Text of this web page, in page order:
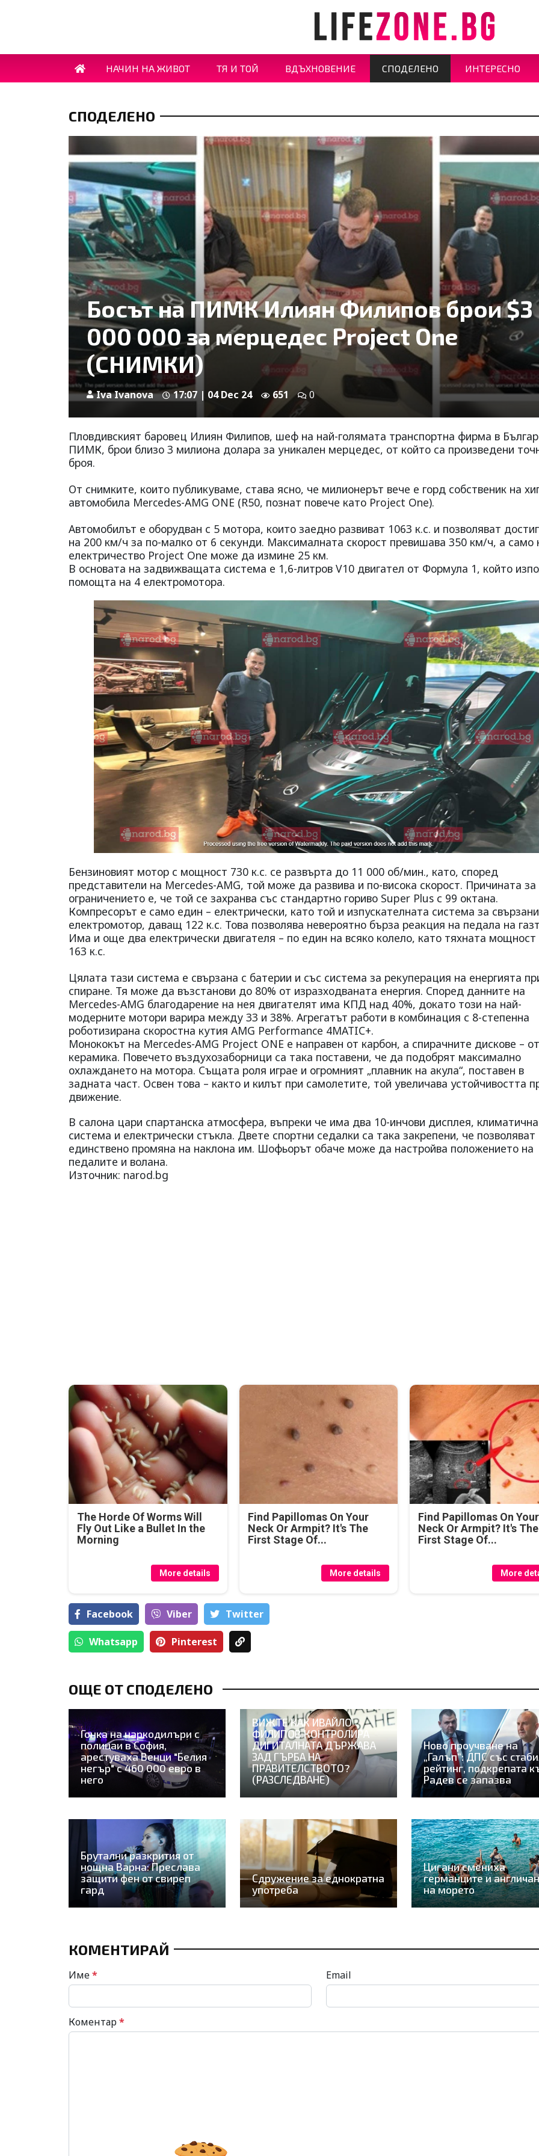
НАЧИН НА ЖИВОТ ТЯ И ТОЙ ВДЪХНОВЕНИЕ СПОДЕЛЕНО ИНТЕРЕСНО
СПОДЕЛЕНО
Босът на ПИМК Илиян Филипов брои $3
000 000 за мерцедес Project One
(СНИМКИ)
Iva Ivanova 17:07 | 04 Dec 24 651 0
Пловдивският баровец Илиян Филипов, шеф на най-голямата транспортна фирма в
ПИМК, брои близо 3 милиона долара за уникален мерцедес, от който са произведени
броя.
От снимките, които публикуваме, става ясно, че милионерът вече е горд собственик на
автомобила Mercedes-AMG ONE (R50, познат повече като Project One).
Автомобилът е оборудван с 5 мотора, които заедно развиват 1063 к.с. и позволяват
на 200 км/ч за по-малко от 6 секунди. Максималната скорост превишава 350 км/ч, а само
електричество Project One може да измине 25 км.
В основата на задвижващата система е 1,6-литров V10 двигател от Формула 1, който
помощта на 4 електромотора.
Бензиновият мотор с мощност 730 к.с. се развърта до 11 000 об/мин., като, според
представители на Mercedes-AMG, той може да развива и по-висока скорост. Причината за
ограничението е, че той се захранва със стандартно гориво Super Plus с 99 октана.
Компресорът е само един – електрически, като той и изпускателната система за
електромотор, даващ 122 к.с. Това позволява невероятно бърза реакция на педала на
Има и още два електрически двигателя – по един на всяко колело, като тяхната мощност
163 к.с.
Цялата тази система е свързана с батерии и със система за рекуперация на енергията
спиране. Тя може да възстанови до 80% от изразходваната енергия. Според данните на
Mercedes-AMG благодарение на нея двигателят има КПД над 40%, докато този на най-
модерните мотори варира между 33 и 38%. Агрегатът работи в комбинация с 8-степенна
роботизирана скоростна кутия AMG Performance 4MATIC+.
Монококът на Mercedes-AMG Project ONE е направен от карбон, а спирачните дискове – от
керамика. Повечето въздухозаборници са така поставени, че да подобрят максимално
охлаждането на мотора. Същата роля играе и огромният „плавник на акула“, поставен в
задната част. Освен това – както и килът при самолетите, той увеличава устойчивостта
движение.
В салона цари спартанска атмосфера, въпреки че има два 10-инчови дисплея, климатична
система и електрически стъкла. Двете спортни седалки са така закрепени, че позволяват
единствено промяна на наклона им. Шофьорът обаче може да настройва положението на
педалите и волана.
Източник: narod.bg
The Horde Of Worms Will
Fly Out Like a Bullet In the
Morning
More details
Find Papillomas On Your
Neck Or Armpit? It's The
First Stage Of...
More details
Find Papillomas On Your
Neck Or Armpit? It's The
First Stage Of...
More
Facebook Viber Тwitter
Whatsapp Pinterest
ОЩЕ ОТ СПОДЕЛЕНО
Гонка на наркодилъри с
полицаи в София,
арестуваха Венци "Белия
негър" с 460 000 евро в
него
ВИЖТЕ КАК ИВАЙЛО
ФИЛИПОВ КОНТРОЛИРА
ДИГИТАЛНАТА ДЪРЖАВА
ЗАД ГЪРБА НА
ПРАВИТЕЛСТВОТО?
(РАЗСЛЕДВАНЕ)
Ново проучване на
„Галъп“: ДПС със
рейтинг, подкрепата
Радев се запазва
Брутални разкрития от
нощна Варна: Преслава
защити фен от свиреп
гард
Сдружение за еднократна
употреба
Цигани смениха
германците и
на морето
КОМЕНТИРАЙ
Име* Email
Коментар*